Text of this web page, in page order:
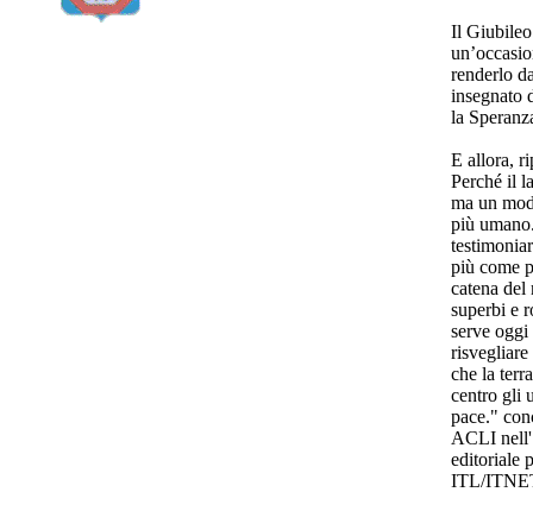
Il Giubileo
renderlo
insegnato
la
E allora,
Perché il
ma un
più
più come
catena
superbi e
serve
che la
centro gli
pace."
ACLI nell'
editoriale
ITL/